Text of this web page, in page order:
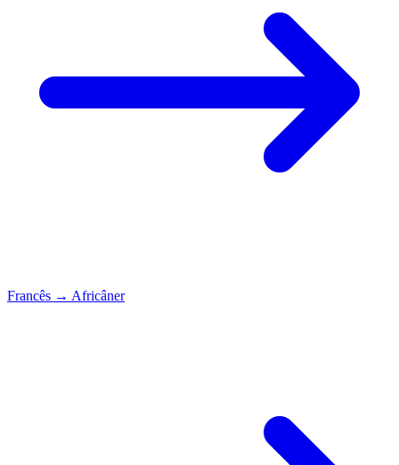
Francês → Africâner